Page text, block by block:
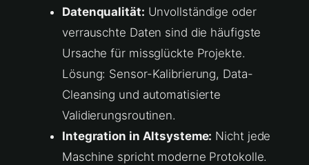
Datenqualität: Unvollständige oder
verrauschte Daten sind die häufigste
Ursache für missglückte Projekte.
Lösung: Sensor-Kalibrierung, Data-
Cleansing und automatisierte
Validierungsroutinen.
Integration in Altsysteme: Nicht jede
Maschine spricht moderne Protokolle.